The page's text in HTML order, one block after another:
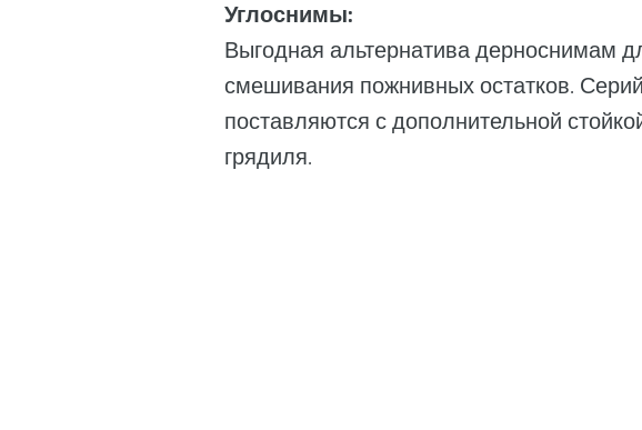
Углоснимы:
Выгодная альтернатива дерноснимам
смешивания пожнивных остатков.
поставляются с дополнительной
грядиля.